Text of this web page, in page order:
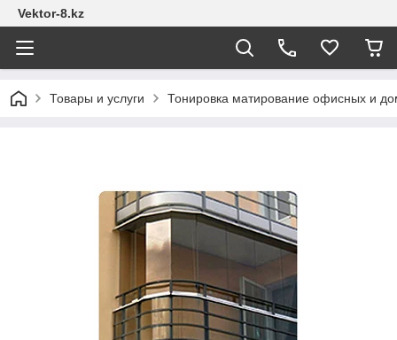
Vektor-8.kz
Товары и услуги Тонировка матирование офисных и